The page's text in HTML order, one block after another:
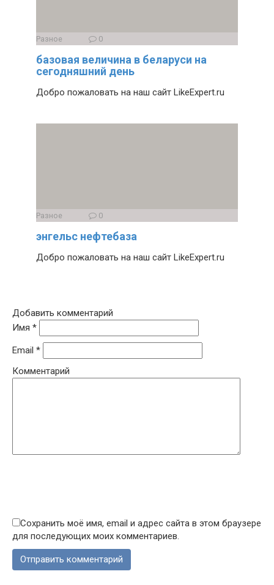
Разное 0
базовая величина в беларуси на
сегодняшний день
Добро пожаловать на наш сайт LikeExpert.ru
Разное 0
энгельс нефтебаза
Добро пожаловать на наш сайт LikeExpert.ru
Добавить комментарий
Имя *
Email *
Комментарий
Сохранить моё имя, email и адрес сайта в этом браузере
для последующих моих комментариев.